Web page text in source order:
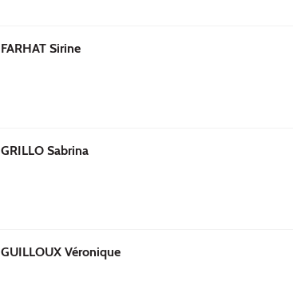
FARHAT Sirine
GRILLO Sabrina
GUILLOUX Véronique